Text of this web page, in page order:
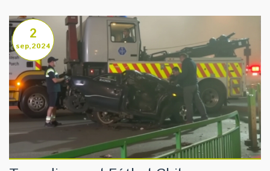
destaca la importancia de abordar la salud mental.
2
sep,2024